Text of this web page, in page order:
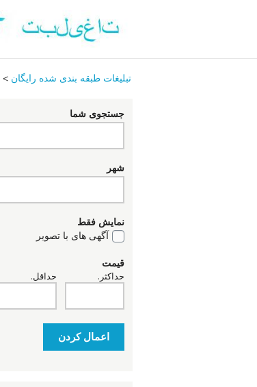
تبلیغات طبقه بندی شده رایگان >
جستجوی شما
شهر
نمایش فقط
آگهی های با تصویر
قیمت
حداقل. حداکثر.
اعمال کردن